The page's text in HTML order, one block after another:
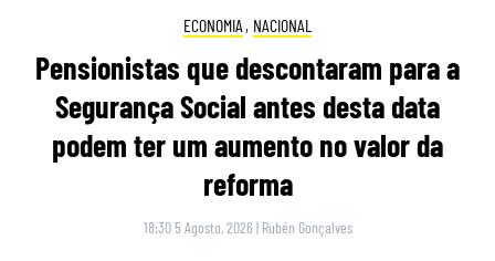
ECONOMIA , NACIONAL
Pensionistas que descontaram para a
Segurança Social antes desta data
podem ter um aumento no valor da
reforma
18:30 5 Agosto, 2026 | Rubén Gonçalves